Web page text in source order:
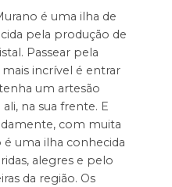
é uma ilha de
pela produção de
Passear pela
incrível é entrar
um artesão
na sua frente. E
com muita
é uma ilha conhecida
alegres e pelo
da região. Os